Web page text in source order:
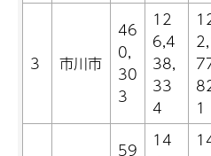
3 市川市
46
0,
30
3
12
6,4
38,
33
4
1
59
14